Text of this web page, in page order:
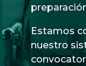
Estamos
nuestro